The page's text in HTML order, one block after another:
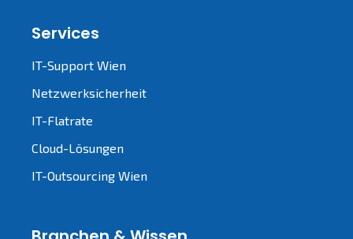
Services
IT-Support Wien
Netzwerksicherheit
IT-Flatrate
Cloud-Lösungen
IT-Outsourcing Wien